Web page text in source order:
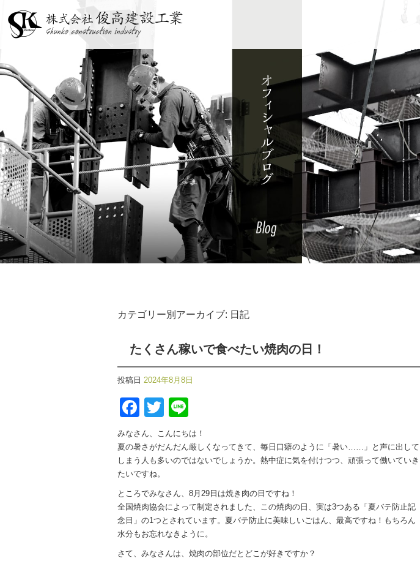
カテゴリー別アーカイブ: 日記
たくさん稼いで食べたい焼肉の日！
投稿日 2024年8月8日
Facebook
Twitter
みなさん、こんにちは！
夏の暑さがだんだん厳しくなってきて、毎日口癖のように「暑い……」と声に出して
しまう人も多いのではないでしょうか。熱中症に気を付けつつ、頑張って働いていき
たいですね。
ところでみなさん、8月29日は焼き肉の日ですね！
全国焼肉協会によって制定されました、この焼肉の日、実は3つある「夏バテ防止記
念日」の1つとされています。夏バテ防止に美味しいごはん、最高ですね！もちろん
水分もお忘れなきように。
さて、みなさんは、焼肉の部位だとどこが好きですか？